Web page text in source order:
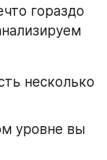
гораздо
несколько
уровне вы